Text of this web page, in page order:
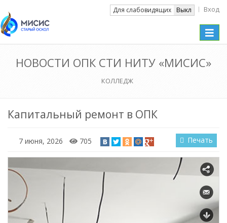
Для слабовидящих Выкл Вход
Toggle
НОВОСТИ ОПК СТИ НИТУ «МИСИС»
КОЛЛЕДЖ
Капитальный ремонт в ОПК
7 июня, 2026 705 Печать